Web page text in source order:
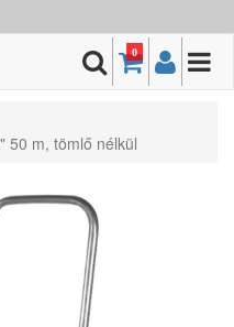
0
50 m, tömlő nélkül